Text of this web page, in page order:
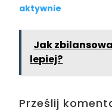
aktywnie
Jak
lepiej?
Prześlij